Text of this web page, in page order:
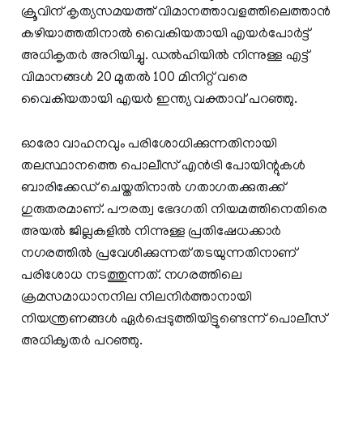
ക്രൂവിന് കൃത്യസമയത്ത് വിമാനത്താവളത്തിലെത്താൻ
കഴിയാത്തതിനാൽ വൈകിയതായി എയർപോർട്ട്
അധികൃതർ അറിയിച്ചു. ഡൽഹിയിൽ നിന്നുള്ള എട്ട്
വിമാനങ്ങൾ 20 മുതൽ 100 മിനിറ്റ് വരെ
വൈകിയതായി എയർ ഇന്ത്യ വക്താവ് പറഞ്ഞു.
ഓരോ വാഹനവും പരിശോധിക്കുന്നതിനായി
തലസ്ഥാനത്തെ പൊലീസ് എൻട്രി പോയിന്റുകൾ
ബാരിക്കേഡ് ചെയ്തതിനാൽ ഗതാഗതക്കുരുക്ക്
ഗുരുതരമാണ്. പൗരത്വ ഭേദഗതി നിയമത്തിനെതിരെ
അയൽ ജില്ലകളിൽ നിന്നുള്ള പ്രതിഷേധക്കാർ
നഗരത്തിൽ പ്രവേശിക്കുന്നത് തടയുന്നതിനാണ്
പരിശോധ നടത്തുന്നത്. നഗരത്തിലെ
ക്രമസമാധാനനില നിലനിർത്താനായി
നിയന്ത്രണങ്ങൾ ഏർപ്പെടുത്തിയിട്ടുണ്ടെന്ന് പൊലീസ്
അധിക‍ൃതർ പറഞ്ഞു.